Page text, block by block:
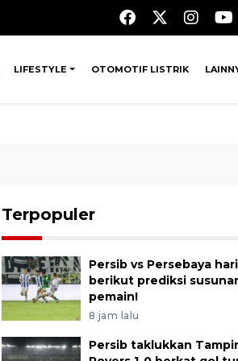
LIFESTYLE OTOMOTIF LISTRIK
Terpopuler
Persib vs Persebaya
berikut prediksi
pemain!
8 jam lalu
Persib taklukkan